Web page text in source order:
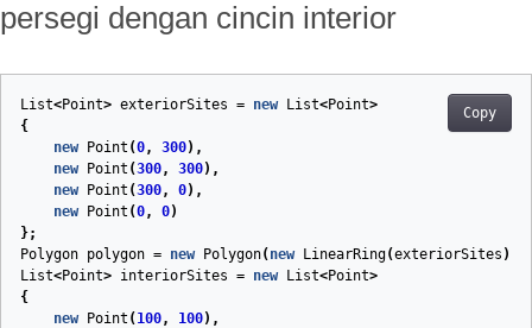
persegi dengan cincin interior
Copy
List<Point> exteriorSites = new List<Point>
{
new
Point (0, 300),
new
Point (300, 300),
new
Point (300, 0),
new
Point (0, 0)
};
Polygon polygon = new Polygon( new LinearRing(exteriorSites ));
List<Point> interiorSites = new List<Point>
{
new
Point ( 100, 100),